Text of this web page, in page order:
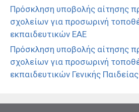
Πρόσκληση υποβολής αίτησης
σχολείων για προσωρινή
εκπαιδευτικών ΕΑΕ
Πρόσκληση υποβολής αίτησης
σχολείων για προσωρινή
εκπαιδευτικών Γενικής Παιδείας